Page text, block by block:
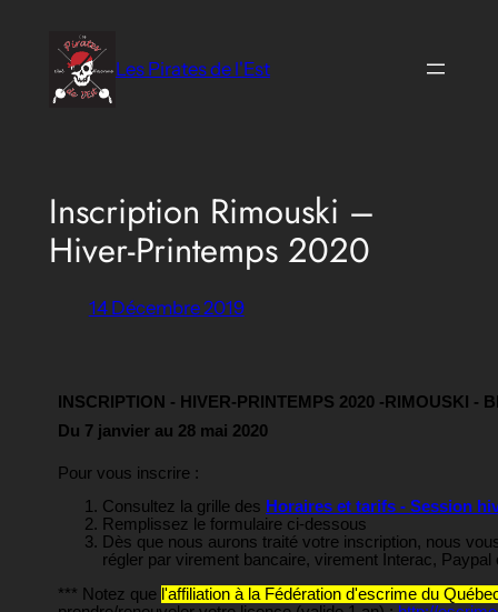
contenu
Les Pirates de l'Est
Inscription Rimouski –
Hiver-Printemps 2020
14 Décembre 2019